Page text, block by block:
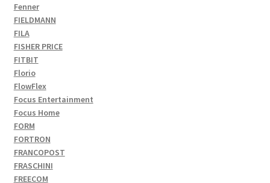
Fenner
FIELDMANN
FILA
FISHER PRICE
FITBIT
Florio
FlowFlex
Focus Entertainment
Focus Home
FORM
FORTRON
FRANCOPOST
FRASCHINI
FREECOM